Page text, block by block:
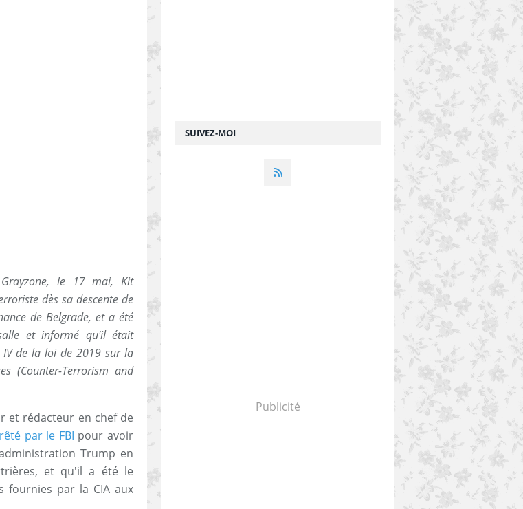
le 17 mai, Kit
dès sa descente de
de Belgrade, et a été
et informé qu'il était
IV de la loi de 2019 sur la
(Counter-Terrorism and
et rédacteur en chef de
par le FBI pour avoir
Trump en
et qu'il a été le
par la CIA aux
SUIVEZ-MOI
Publicité